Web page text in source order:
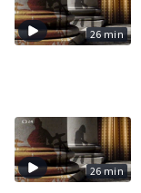
26 min
26 min